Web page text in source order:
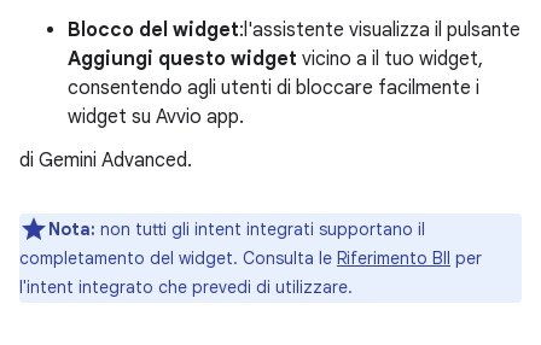
Blocco del widget:l'assistente visualizza il pulsante
Aggiungi questo widget vicino a il tuo widget,
consentendo agli utenti di bloccare facilmente i
widget su Avvio app.
di Gemini Advanced.
Nota: non tutti gli intent integrati supportano il
completamento del widget. Consulta le Riferimento BII per
l'intent integrato che prevedi di utilizzare.